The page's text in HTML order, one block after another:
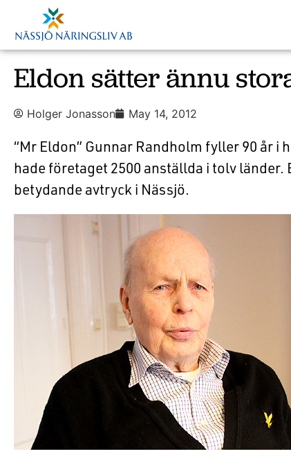
Eldon sätter ännu
Holger Jonasson May 14, 2012
“Mr Eldon” Gunnar Randholm fyller 90 år i
hade företaget 2500 anställda i tolv
betydande avtryck i Nässjö.